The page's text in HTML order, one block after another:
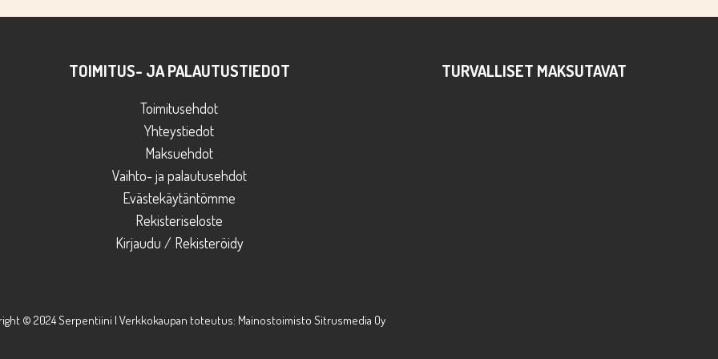
Suomen Tuusulassa, joten tuotteet lähtevät postiin tilausta seuraavana arkipäivänä. Serpentiini.fi haluaa
TOIMITUS- JA PALAUTUSTIEDOT
Toimitusehdot
Yhteystiedot
Maksuehdot
Vaihto- ja palautusehdot
Evästekäytäntömme
Rekisteriseloste
Kirjaudu / Rekisteröidy
TURVALLISET MAKSUTAVAT
© 2024 Serpentiini | Verkkokaupan toteutus: Mainostoimisto Sitrusmedia Oy